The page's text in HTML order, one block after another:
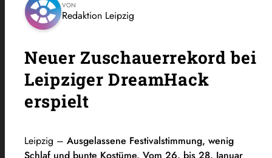
VON
Redaktion Leipzig
Neuer Zuschauerrekord bei
Leipziger DreamHack
erspielt
Leipzig – Ausgelassene Festivalstimmung, wenig
Schlaf und bunte Kostüme. Vom 26. bis 28. Januar